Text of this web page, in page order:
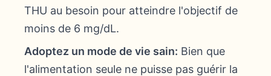
THU au besoin pour atteindre l'objectif de
moins de 6 mg/dL.
Adoptez un mode de vie sain: Bien que
l'alimentation seule ne puisse pas guérir la